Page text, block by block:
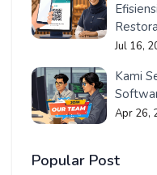
Jul 16,
Kami
Apr 26,
Popular Post